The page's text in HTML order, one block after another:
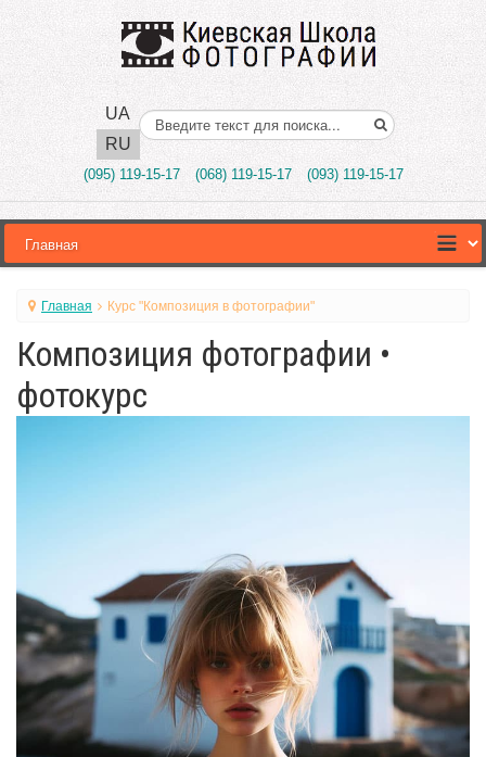
UA
RU
Поиск..
(095) 119-15-17 (068) 119-15-17 (093) 119-15-17
Главная Курс "Композиция в фотографии"
Композиция фотографии •
фотокурс